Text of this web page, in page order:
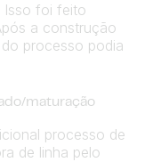
Isso foi feito
a construção
processo podia
maturação
processo de
de linha pelo